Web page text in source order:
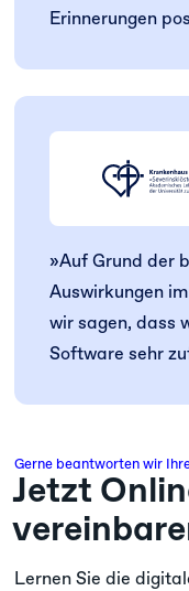
Erinnerungen
»Auf Grund der
Auswirkungen
wir sagen, dass
Software sehr
Gerne beantworten wir
Jetzt
Lernen Sie die